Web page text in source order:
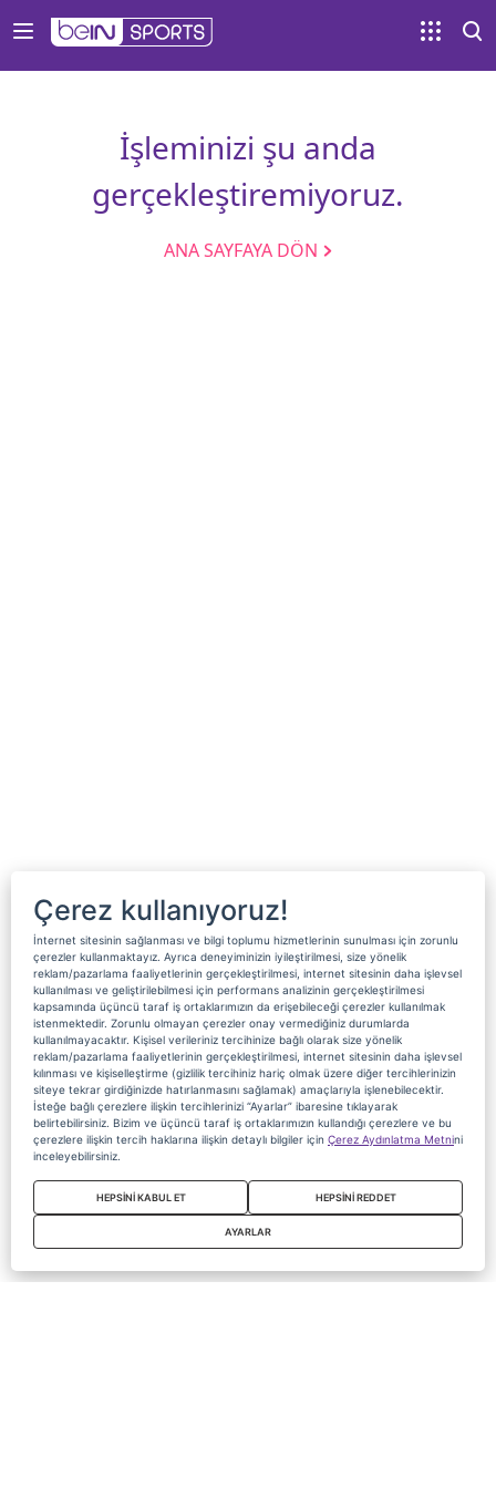
İşleminizi şu anda
gerçekleştiremiyoruz.
ANA SAYFAYA DÖN
Çerez kullanıyoruz!
İnternet sitesinin sağlanması ve bilgi toplumu hizmetlerinin sunulması için zorunlu
çerezler kullanmaktayız. Ayrıca deneyiminizin iyileştirilmesi, size yönelik
reklam/pazarlama faaliyetlerinin gerçekleştirilmesi, internet sitesinin daha işlevsel
kullanılması ve geliştirilebilmesi için performans analizinin gerçekleştirilmesi
kapsamında üçüncü taraf iş ortaklarımızın da erişebileceği çerezler kullanılmak
istenmektedir. Zorunlu olmayan çerezler onay vermediğiniz durumlarda
kullanılmayacaktır. Kişisel verileriniz tercihinize bağlı olarak size yönelik
reklam/pazarlama faaliyetlerinin gerçekleştirilmesi, internet sitesinin daha işlevsel
kılınması ve kişiselleştirme (gizlilik tercihiniz hariç olmak üzere diğer tercihlerinizin
siteye tekrar girdiğinizde hatırlanmasını sağlamak) amaçlarıyla işlenebilecektir.
İsteğe bağlı çerezlere ilişkin tercihlerinizi “Ayarlar” ibaresine tıklayarak
belirtebilirsiniz. Bizim ve üçüncü taraf iş ortaklarımızın kullandığı çerezlere ve bu
çerezlere ilişkin tercih haklarına ilişkin detaylı bilgiler için Çerez Aydınlatma Metnini
inceleyebilirsiniz.
HEPSİNİ KABUL ET HEPSİNİ REDDET
AYARLAR